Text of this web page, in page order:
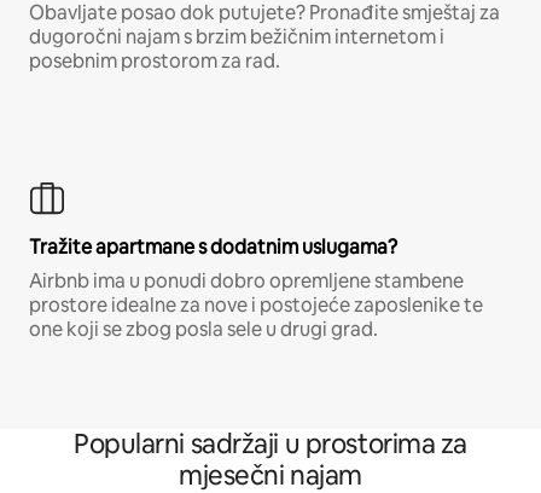
Obavljate posao dok putujete? Pronađite smještaj za
dugoročni najam s brzim bežičnim internetom i
posebnim prostorom za rad.
Tražite apartmane s dodatnim uslugama?
Airbnb ima u ponudi dobro opremljene stambene
prostore idealne za nove i postojeće zaposlenike te
one koji se zbog posla sele u drugi grad.
Popularni sadržaji u prostorima za
mjesečni najam